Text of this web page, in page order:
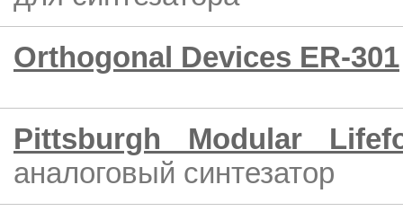
Orthogonal Devices ER-301
Pittsburgh Modular
аналоговый синтезатор